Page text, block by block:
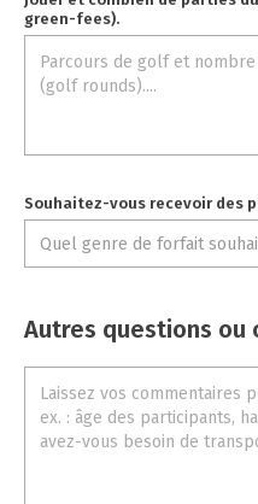
green-fees).
Souhaitez-vous recevoir des
Autres questions ou